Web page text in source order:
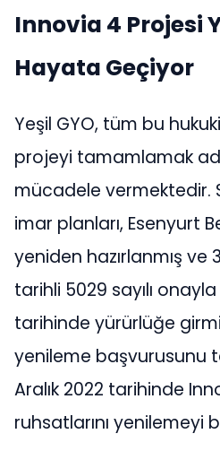
Innovia 4 Projesi
Hayata Geçiyor
Yeşil GYO, tüm bu
projeyi tamamlamak
mücadele vermektedir.
imar planları, Esenyurt
yeniden hazırlanmış ve
tarihli 5029 sayılı onayla
tarihinde yürürlüğe
yenileme başvurusunu
Aralık 2022 tarihinde
ruhsatlarını yenilemeyi